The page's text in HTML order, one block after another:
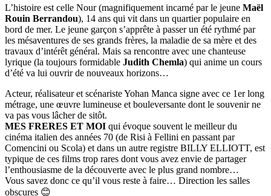
L’histoire est celle Nour (magnifiquement incarné par le jeune Maël
Rouin Berrandou), 14 ans qui vit dans un quartier populaire en
bord de mer. Le jeune garçon s’apprête à passer un été rythmé par
les mésaventures de ses grands frères, la maladie de sa mère et des
travaux d’intérêt général. Mais sa rencontre avec une chanteuse
lyrique (la toujours formidable Judith Chemla) qui anime un cours
d’été va lui ouvrir de nouveaux horizons…
Acteur, réalisateur et scénariste Yohan Manca signe avec ce 1er long
métrage, une œuvre lumineuse et bouleversante dont le souvenir ne
va pas vous lâcher de sitôt.
MES FRERES ET MOI qui évoque souvent le meilleur du
cinéma italien des années 70 (de Risi à Fellini en passant par
Comencini ou Scola) et dans un autre registre BILLY ELLIOTT, est
typique de ces films trop rares dont vous avez envie de partager
l’enthousiasme de la découverte avec le plus grand nombre…
Vous savez donc ce qu’il vous reste à faire… Direction les salles
obscures 😊